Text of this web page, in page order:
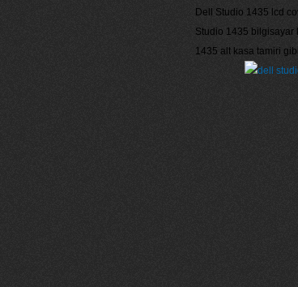
Dell Studio 1435 lcd
Studio 1435 bilgisayar
1435 alt kasa tamiri